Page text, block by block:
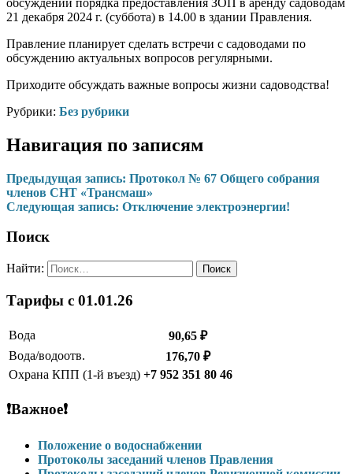
21 декабря 2024 г. (суббота) в 14.00 в здании Правления.
Правление планирует сделать встречи с садоводами по
обсуждению актуальных вопросов регулярными.
Приходите обсуждать важные вопросы жизни садоводства!
Рубрики: Без рубрики
Навигация по записям
Предыдущая запись: Протокол № 67 Общего собрания
членов СНТ «Трансмаш»
Следующая запись: Отключение электроэнергии!
Поиск
Найти:
Тарифы c 01.01.26
Вода
90,65 ₽
Вода/водоотв.
176,70 ₽
Охрана КПП (1-й въезд) +7 952 351 80 46
❗Важное❗
Положение о водоснабжении
Протоколы заседаний членов Правления